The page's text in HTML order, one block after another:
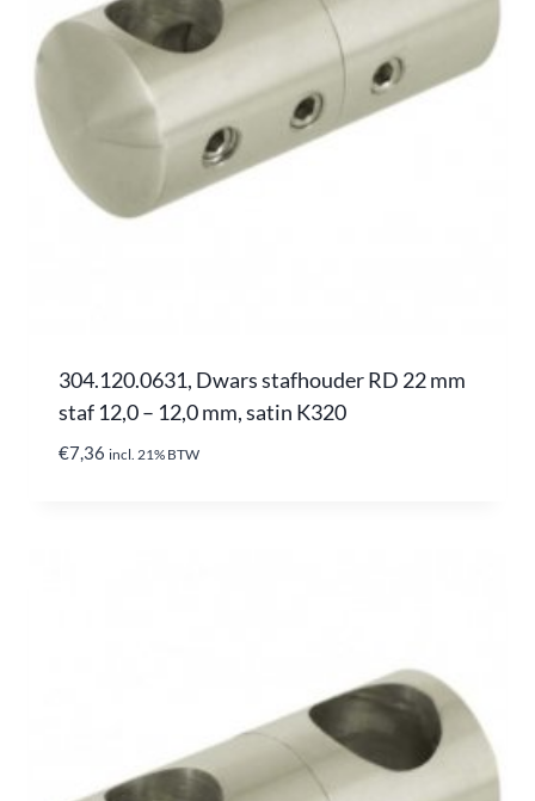
304.120.0631, Dwars stafhouder RD 22 mm
staf 12,0 – 12,0 mm, satin K320
€7,36 incl. 21% BTW